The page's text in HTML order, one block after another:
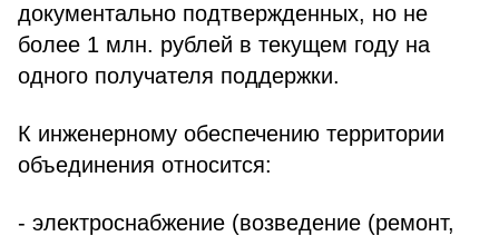
документально подтвержденных, но не
более 1 млн. рублей в текущем году на
одного получателя поддержки.
К инженерному обеспечению территории
объединения относится:
- электроснабжение (возведение (ремонт,